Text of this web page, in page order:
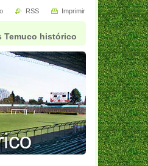
Temuco histórico
RSS Imprimir